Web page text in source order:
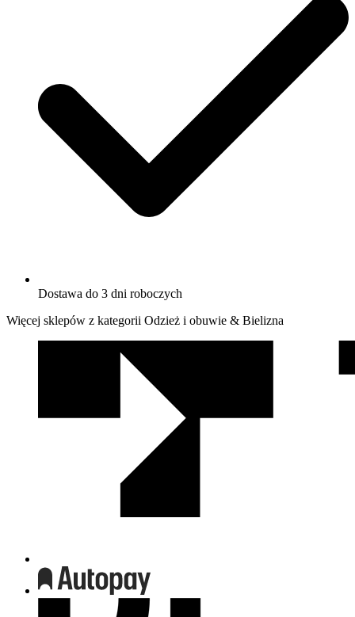
Dostawa do 3 dni roboczych
Więcej sklepów z kategorii Odzież i obuwie & Bielizna